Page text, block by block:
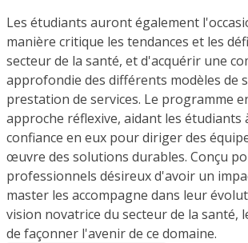
Les étudiants auront également
manière critique les tendances et les
secteur de la santé, et d'acquérir une
approfondie des différents modèles de
prestation de services. Le programme
approche réflexive, aidant les étudiants
confiance en eux pour diriger des
œuvre des solutions durables. Conçu
professionnels désireux d'avoir un
master les accompagne dans leur
vision novatrice du secteur de la santé,
de façonner l'avenir de ce domaine.